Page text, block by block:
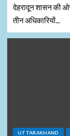
देहरादून शासन की
तीन अधिकारियों...
UTTARAKHAND